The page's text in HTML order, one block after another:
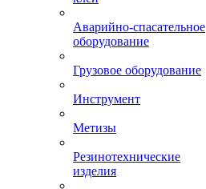
Аварийно-спасательное
оборудование
Грузовое оборудование
Инструмент
Метизы
Резинотехнические
изделия